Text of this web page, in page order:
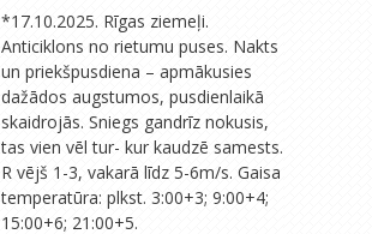
*17.10.2025. Rīgas ziemeļi.
Anticiklons no rietumu puses. Nakts
un priekšpusdiena – apmākusies
dažādos augstumos, pusdienlaikā
skaidrojās. Sniegs gandrīz nokusis,
tas vien vēl tur- kur kaudzē samests.
R vējš 1-3, vakarā līdz 5-6m/s. Gaisa
temperatūra: plkst. 3:00+3; 9:00+4;
15:00+6; 21:00+5.